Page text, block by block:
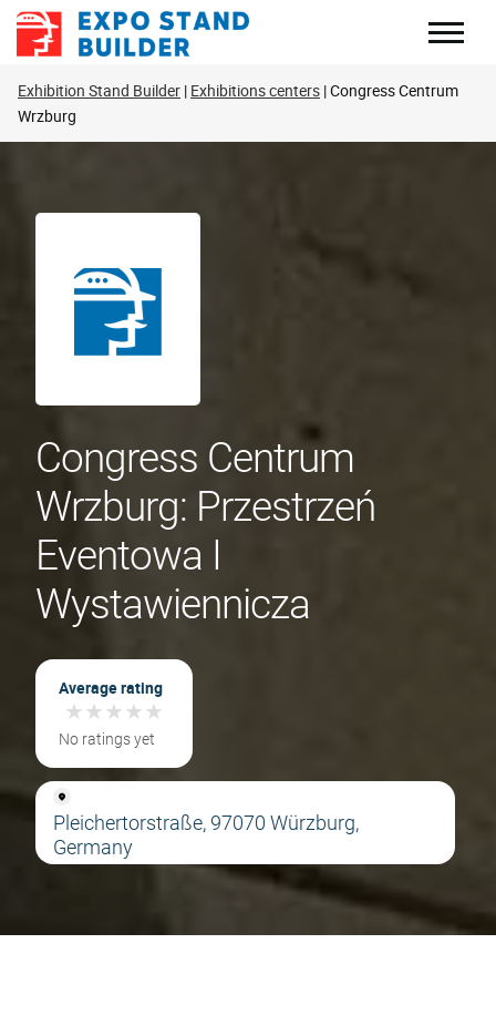
Skip
Exhibition Stand Builder Exhibitions centers Congress Centrum
Wrzburg
Congress Centrum
Wrzburg: Przestrzeń
Eventowa I
Wystawiennicza
Average rating
★★★★★
★★★★★
No ratings yet
Pleichertorstraße, 97070 Würzburg,
Germany